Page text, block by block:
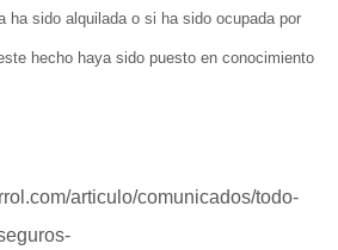
ha sido alquilada o si ha sido ocupada por
hecho haya sido puesto en conocimiento
articulo/comunicados/todo-